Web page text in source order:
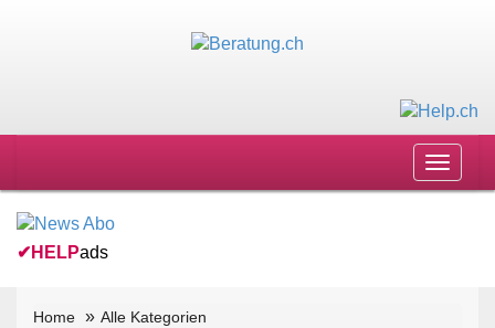
Toggle
✔ HELPads
Home
Alle Kategorien